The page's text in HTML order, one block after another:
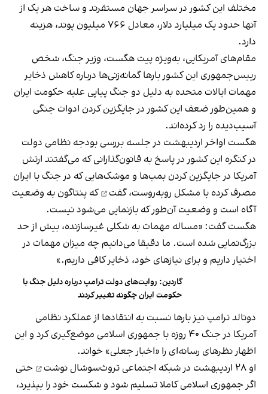
مختلف این کشور در سراسر جهان مستقرند و ساخت هر یک از
آنها حدود یک میلیارد دلار، معادل ۷۶۶ میلیون پوند، هزینه
دارد.
مقام‌های آمریکایی، به‌ویژه پیت هگست، وزیر جنگ، شخص
رییس‌جمهوری این کشور بارها گمانه‌زنی‌ها درباره کاهش ذخایر
مهمات ایالات متحده به دلیل دو جنگ پیاپی علیه حکومت ایران
و همین‌طور ضعف این کشور در جایگزین کردن ادوات جنگی
آسیب‌دیده را رد کرده‌اند.
هگست اواخر اردیبهشت در جلسه بررسی بودجه نظامی دولت
در کنگره این کشور در پاسخ به قانون‌گذارانی که می‌گفتند ارتش
آمریکا در جایگزین کردن بمب‌ها و موشک‌هایی که در جنگ با ایران
مصرف کرده با مشکل روبه‌روست،گفت
که پنتاگون به وضعیت
آگاه است و وضعیت آن‌طور که بازنمایی می‌شود نیست.
هگست گفت: «مساله مهمات به شکلی غیرسازنده، بیش از حد
بزرگ‌نمایی شده است. ما دقیقا می‌دانیم چه میزان مهمات در
اختیار داریم و برای نیازهای خود، ذخایر کافی داریم.»
گاردین: روایت‌های دولت ترامپ درباره دلیل جنگ با
حکومت ایران چگونه تغییر کردند
دونالد ترامپ نیز بارها نسبت به انتقادها از عملکرد نظامی
آمریکا در جنگ ۴۰ روزه با جمهوری اسلامی موضع‌گیری کرد و این
اظهار نظرهای رسانه‌ای را «اخبار جعلی» خواند.
او ۲۸ اردیبهشت در شبکه اجتماعی تروث‌سوشال
نوشت
حتی
اگر جمهوری اسلامی کاملا تسلیم شود و شکست خود را بپذیرد،